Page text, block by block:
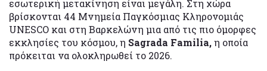
εσωτερική μετακίνηση είναι μεγάλη. Στη χώρα
βρίσκονται 44 Μνημεία Παγκόσμιας Κληρονομιάς
UNESCO και στη Βαρκελώνη μια από τις πιο όμορφες
εκκλησίες του κόσμου, η Sagrada Familia,η οποία
πρόκειται να ολοκληρωθεί το 2026.